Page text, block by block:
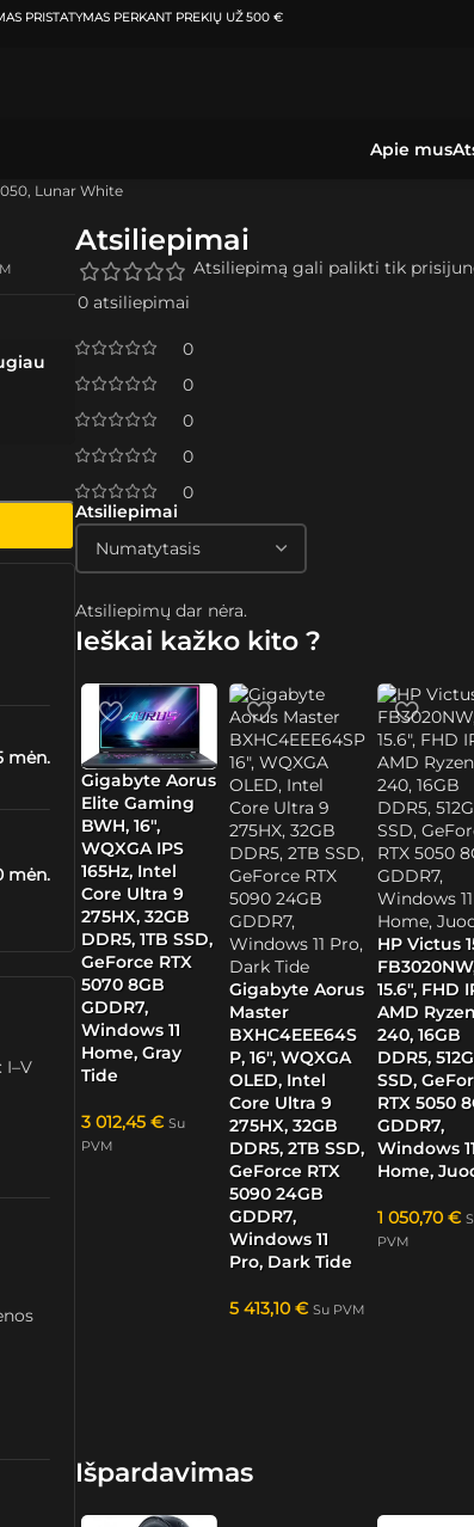
IR VILNIUJEPER0-3 DARBO DIENAS.
Apie mus
Lunar White
mėn.
mėn.
I–V
Atsiliepimai
0 atsiliepimai
0
0
0
0
0
Atsiliepimai
Atsiliepimų dar nėra.
Atsiliepimą gali palikti tik
Ieškai kažko kito ?
Gigabyte Aorus
Elite Gaming
BWH, 16″,
WQXGA IPS
165Hz, Intel
Core Ultra 9
275HX, 32GB
DDR5, 1TB SSD,
GeForce RTX
5070 8GB
GDDR7,
Windows 11
Home, Gray
Tide
3 012,45 € Su
PVM
Gigabyte Aorus
Master
BXHC4EEE64S
P, 16″, WQXGA
OLED, Intel
Core Ultra 9
275HX, 32GB
DDR5, 2TB SSD,
GeForce RTX
5090 24GB
GDDR7,
Windows 11
Pro, Dark Tide
5 413,10 € Su PVM
HP Victus
15.6″, FHD
AMD
240, 16GB
DDR5,
SSD,
RTX 5050
GDDR7,
Windows 11
Home,
1 050,70 €
PVM
Išpardavimas